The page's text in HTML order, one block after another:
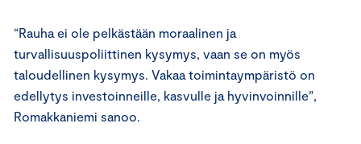
“Rauha ei ole pelkästään moraalinen ja
turvallisuuspoliittinen kysymys, vaan se on myös
taloudellinen kysymys. Vakaa toimintaympäristö on
edellytys investoinneille, kasvulle ja hyvinvoinnille”,
Romakkaniemi sanoo.